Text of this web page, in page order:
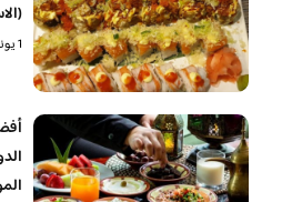
1 يونيو، 2022